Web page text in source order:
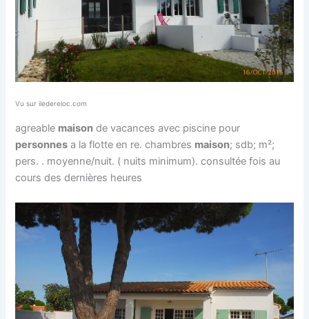
Vu sur iledereloc.com
agreable maison de vacances avec piscine pour
personnes a la flotte en re. chambres maison; sdb; m²;
pers. . moyenne/nuit. ( nuits minimum). consultée fois au
cours des dernières heures